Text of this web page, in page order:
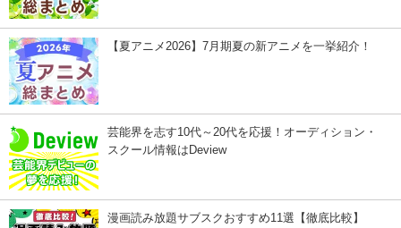
【夏アニメ2026】7月期夏の新アニメを一挙紹介！
芸能界を志す10代～20代を応援！オーディション・
スクール情報はDeview
漫画読み放題サブスクおすすめ11選【徹底比較】